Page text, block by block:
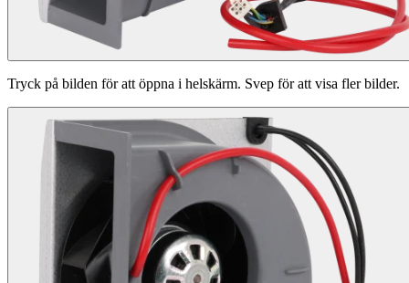
Tryck på bilden för att öppna i helskärm. Svep för att visa fler bilder.